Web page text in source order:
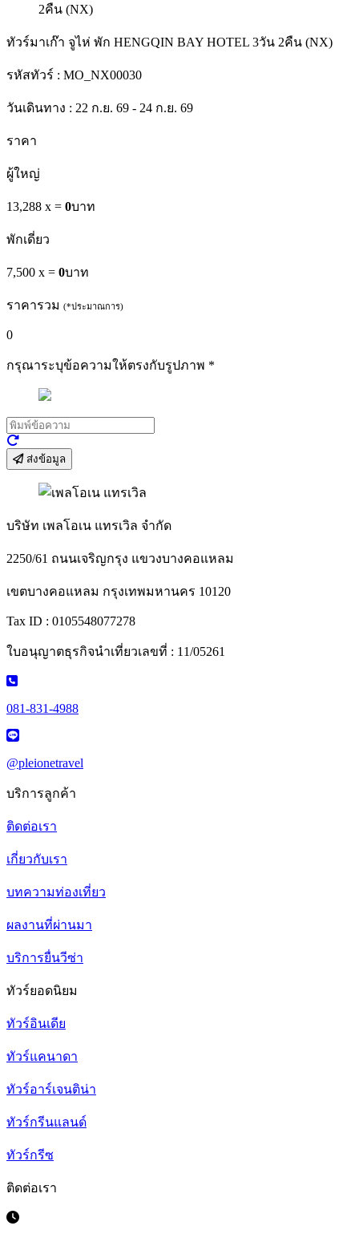
ทัวร์มาเก๊า จูไห่ พัก HENGQIN BAY HOTEL 3วัน 2คืน (NX)
รหัสทัวร์ : MO_NX00030
วันเดินทาง : 22 ก.ย. 69 - 24 ก.ย. 69
ราคา
ผู้ใหญ่
13,288 x = 0บาท
พักเดี่ยว
7,500 x = 0บาท
ราคารวม (*ประมาณการ)
0
กรุณาระบุข้อความให้ตรงกับรูปภาพ *
ส่งข้อมูล
บริษัท เพลโอเน แทรเวิล จำกัด
2250/61 ถนนเจริญกรุง แขวงบางคอแหลม
เขตบางคอแหลม กรุงเทพมหานคร 10120
Tax ID : 0105548077278
ใบอนุญาตธุรกิจนำเที่ยวเลขที่ : 11/05261
081-831-4988
@pleionetravel
บริการลูกค้า
ติดต่อเรา
เกี่ยวกับเรา
บทความท่องเที่ยว
ผลงานที่ผ่านมา
บริการยื่นวีซ่า
ทัวร์ยอดนิยม
ทัวร์อินเดีย
ทัวร์แคนาดา
ทัวร์อาร์เจนติน่า
ทัวร์กรีนแลนด์
ทัวร์กรีซ
ติดต่อเรา